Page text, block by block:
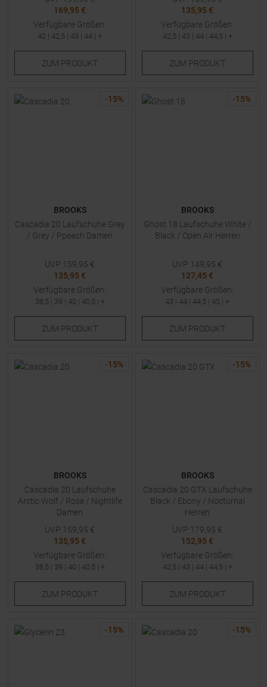
169,95 €
Verfügbare Größen:
42 | 42,5 | 43 | 44 | +
ZUM PRODUKT
135,95 €
Verfügbare Größen:
42,5 | 43 | 44| 44,5 | +
ZUM PRODUKT
-15%
BROOKS
Cascadia 20 Laufschuhe Grey
/ Grey / Ppeach Damen
UVP 159,95 €
135,95 €
Verfügbare Größen:
38,5 | 39 | 40 | 40,5 | +
ZUM PRODUKT
-15%
BROOKS
Ghost 18 Laufschuhe White /
Black / Open Air Herren
UVP 149,95 €
127,45 €
Verfügbare Größen:
43 | 44 | 44,5 | 45 | +
ZUM PRODUKT
-15%
BROOKS
Cascadia 20 Laufschuhe
Arctic Wolf / Rose / Nightlife
Damen
UVP 159,95 €
135,95 €
Verfügbare Größen:
38,5 | 39 | 40 | 40,5 | +
ZUM PRODUKT
-15%
BROOKS
Cascadia 20 GTX Laufschuhe
Black / Ebony / Nocturnal
Herren
UVP 179,95 €
152,95 €
Verfügbare Größen:
42,5 | 43 | 44| 44,5 | +
ZUM PRODUKT
-15% -15%